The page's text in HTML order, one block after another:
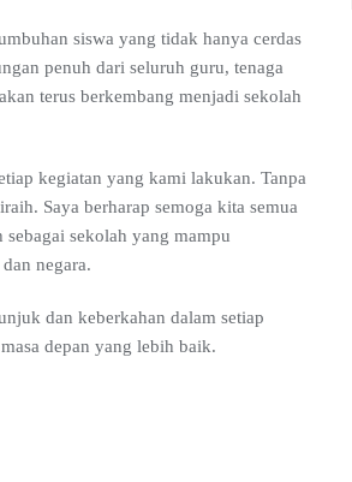
siswa yang tidak hanya cerdas
penuh dari seluruh guru, tenaga
terus berkembang menjadi sekolah
kegiatan yang kami lakukan. Tanpa
Saya berharap semoga kita semua
sekolah yang mampu
negara.
dan keberkahan dalam setiap
depan yang lebih baik.